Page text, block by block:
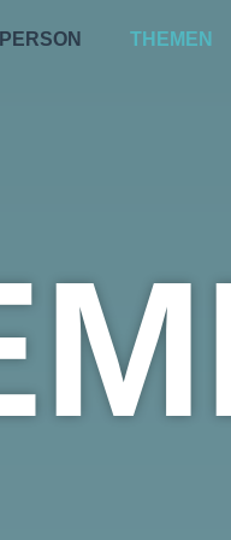
PERSON THEMEN